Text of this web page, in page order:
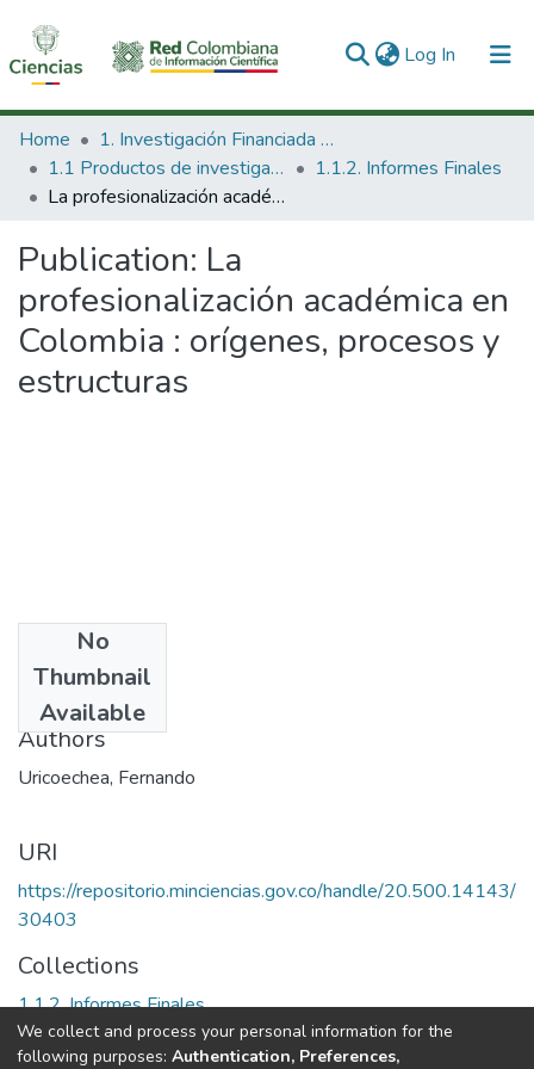
Log In (current)
Communities & Collections
All of DSpace
Home
1. Investigación Financiada con Recursos Públicos
1.1 Productos de investigación
1.1.2. Informes Finales
La profesionalización académica en Colombia : orígenes, procesos y estructuras
Publication: La
profesionalización académica en
Colombia : orígenes, procesos y
estructuras
No
Thumbnail
Available
1999
Authors
Uricoechea, Fernando
URI
https://repositorio.minciencias.gov.co/handle/20.500.14143/
30403
Collections
1.1.2. Informes Finales
Full item page
We collect and process your personal information for the
following purposes: Authentication, Preferences,